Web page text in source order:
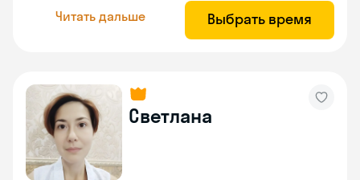
Читать дальше Выбрать время
Светлана